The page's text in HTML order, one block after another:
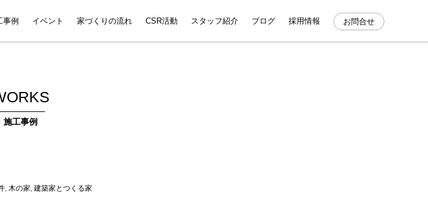
事例 イベント 家づくりの流れ CSR活動 スタッフ紹介 ブログ 採用情報 お問合せ
施工事例
, 木の家, 建築家とつくる家